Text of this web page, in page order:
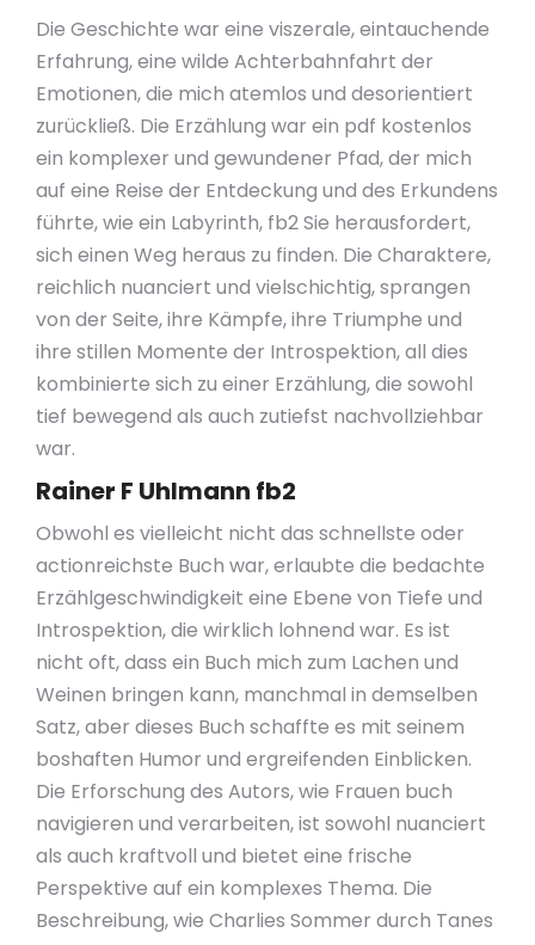
Die Geschichte war eine viszerale, eintauchende
Erfahrung, eine wilde Achterbahnfahrt der
Emotionen, die mich atemlos und desorientiert
zurückließ. Die Erzählung war ein pdf kostenlos
ein komplexer und gewundener Pfad, der mich
auf eine Reise der Entdeckung und des Erkundens
führte, wie ein Labyrinth, fb2 Sie herausfordert,
sich einen Weg heraus zu finden. Die Charaktere,
reichlich nuanciert und vielschichtig, sprangen
von der Seite, ihre Kämpfe, ihre Triumphe und
ihre stillen Momente der Introspektion, all dies
kombinierte sich zu einer Erzählung, die sowohl
tief bewegend als auch zutiefst nachvollziehbar
war.
Rainer F Uhlmann fb2
Obwohl es vielleicht nicht das schnellste oder
actionreichste Buch war, erlaubte die bedachte
Erzählgeschwindigkeit eine Ebene von Tiefe und
Introspektion, die wirklich lohnend war. Es ist
nicht oft, dass ein Buch mich zum Lachen und
Weinen bringen kann, manchmal in demselben
Satz, aber dieses Buch schaffte es mit seinem
boshaften Humor und ergreifenden Einblicken.
Die Erforschung des Autors, wie Frauen buch
navigieren und verarbeiten, ist sowohl nuanciert
als auch kraftvoll und bietet eine frische
Perspektive auf ein komplexes Thema. Die
Beschreibung, wie Charlies Sommer durch Tanes